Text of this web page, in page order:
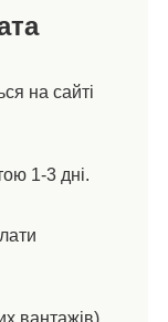
на сайті
1-3 дні.